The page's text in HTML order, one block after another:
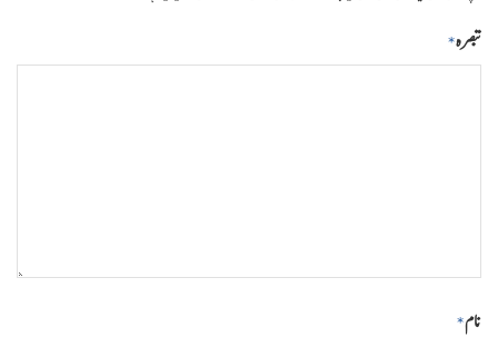
تبصرہ*
نام*